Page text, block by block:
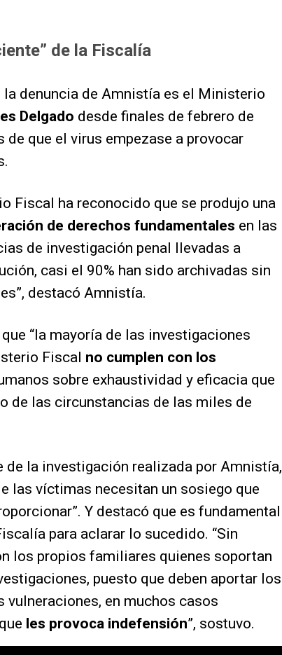
de la Fiscalía
denuncia de Amnistía es el Ministerio
Delgado desde finales de febrero de
de que el virus empezase a provocar
Fiscal ha reconocido que se produjo una
de derechos fundamentales en las
de investigación penal llevadas a
casi el 90% han sido archivadas sin
destacó Amnistía.
“la mayoría de las investigaciones
Fiscal no cumplen con los
sobre exhaustividad y eficacia que
de las circunstancias de las miles de
de la investigación realizada por Amnistía,
las víctimas necesitan un sosiego que
Y destacó que es fundamental
para aclarar lo sucedido. “Sin
los propios familiares quienes soportan
puesto que deben aportar los
vulneraciones, en muchos casos
que les provoca indefensión”, sostuvo.